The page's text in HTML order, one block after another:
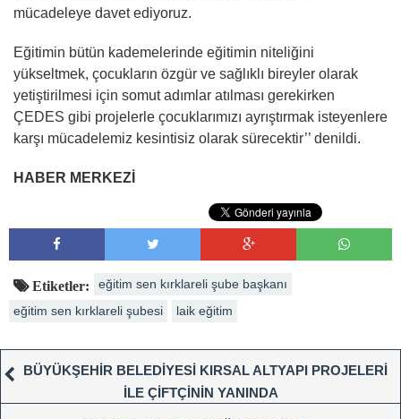
mücadeleye davet ediyoruz.
Eğitimin bütün kademelerinde eğitimin niteliğini
yükseltmek, çocukların özgür ve sağlıklı bireyler olarak
yetiştirilmesi için somut adımlar atılması gerekirken
ÇEDES gibi projelerle çocuklarımızı ayrıştırmak isteyenlere
karşı mücadelemiz kesintisiz olarak sürecektir’’ denildi.
HABER MERKEZİ
Etiketler:
eğitim sen kırklareli şube başkanı
eğitim sen kırklareli şubesi
laik eğitim
BÜYÜKŞEHİR BELEDİYESİ KIRSAL ALTYAPI PROJELERİ
İLE ÇİFTÇİNİN YANINDA